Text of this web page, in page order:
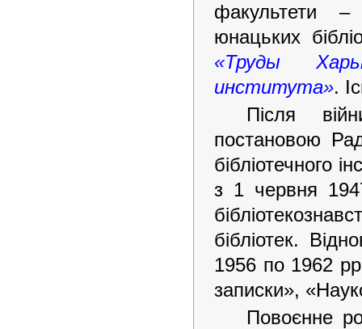
факультети –
юнацьких
«Труды
института».
Після
постановою
бібліотечного
з 1 червня
бібліотек.
1956 по 1962
записки»,
Повоєнне